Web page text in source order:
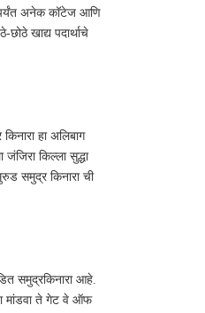
पर्यंत अनेक कॉटेज आणि
खाद्य पदार्थाचे
हा अलिबाग
किल्ला सुद्धा
समुद्र किनारा ची
समुद्रकिनारा आहे.
मांडवा ते गेट वे ऑफ